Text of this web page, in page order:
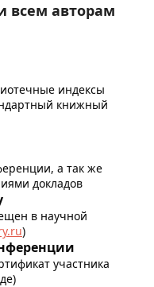
всем авторам
индексы
книжный
а так же
докладов
в научной
)
участника